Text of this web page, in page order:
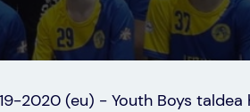
2020 (eu) - Youth Boys